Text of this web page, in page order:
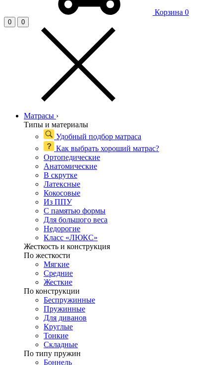
Корзина 0
0 0
Матрасы ›
Типы и материалы
Удобный подбор матраса
Как выбрать хороший матрас?
Ортопедические
Анатомические
В скрутке
Латексные
Кокосовые
Из ППУ
С памятью формы
Для большого веса
Недорогие
Класс «ЛЮКС»
Жесткость и конструкция
По жесткости
Мягкие
Средние
Жесткие
По конструкции
Беспружинные
Пружинные
Для диванов
Круглые
Тонкие
Складные
По типу пружин
Боннель